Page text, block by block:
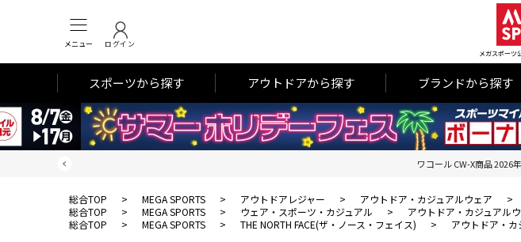
メニュー ログイン
メガスポーツ
スポーツから探す アウトドアから探す ブランドから探す
ワコール CW-X商品 2026
総合TOP > MEGA SPORTS > アウトドアレジャー > アウトドア・カジュアルウェア >
総合TOP
> MEGA SPORTS > ウェア・スポーツ・カジュアル > アウトドア・カジュアル
総合TOP
> MEGA SPORTS > THE NORTH FACE(ザ・ノース・フェイス) > アウトドア・カ